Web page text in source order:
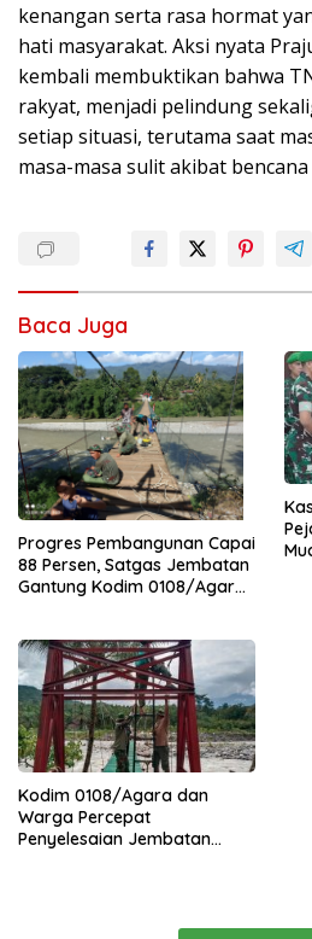
kenangan serta rasa hormat
hati masyarakat. Aksi nyata
kembali membuktikan bahwa
rakyat, menjadi pelindung
setiap situasi, terutama saat
masa-masa sulit akibat bencana
Baca Juga
Progres Pembangunan Capai
88 Persen, Satgas Jembatan
Gantung Kodim 0108/Agara
Kodim 0108/Agara dan
Warga Percepat
Penyelesaian Jembatan